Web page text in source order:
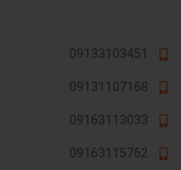
09133103451
09131107168
09163113033
09163115762